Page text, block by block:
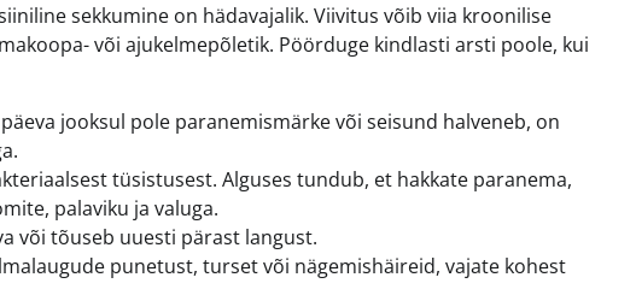
sekkumine on hädavajalik. Viivitus võib viia kroonilise
või ajukelmepõletik. Pöörduge kindlasti arsti poole, kui
jooksul pole paranemismärke või seisund halveneb, on
tüsistusest. Alguses tundub, et hakkate paranema,
palaviku ja valuga.
või tõuseb uuesti pärast langust.
punetust, turset või nägemishäireid, vajate kohest